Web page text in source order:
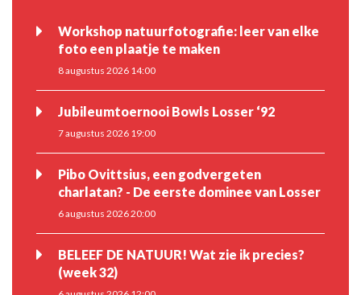
Workshop natuurfotografie: leer van elke
foto een plaatje te maken
8 augustus 2026 14:00
Jubileumtoernooi Bowls Losser ‘92
7 augustus 2026 19:00
Pibo Ovittsius, een godvergeten
charlatan? - De eerste dominee van Losser
6 augustus 2026 20:00
BELEEF DE NATUUR! Wat zie ik precies?
(week 32)